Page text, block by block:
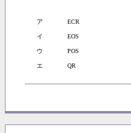
ア ECR
イ EOS
ウ POS
エ QR